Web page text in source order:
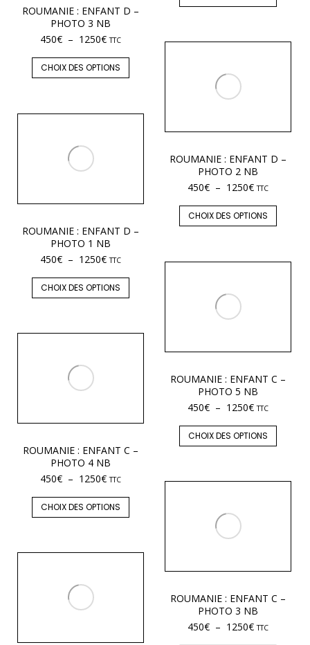
ROUMANIE : ENFANT D –
PHOTO 3 NB
450€ – 1250€ TTC
CHOIX DES OPTIONS
ROUMANIE : ENFANT D –
PHOTO 2 NB
450€ – 1250€ TTC
CHOIX DES OPTIONS
ROUMANIE : ENFANT D –
PHOTO 1 NB
450€ – 1250€ TTC
CHOIX DES OPTIONS
ROUMANIE : ENFANT C –
PHOTO 5 NB
450€ – 1250€ TTC
CHOIX DES OPTIONS
ROUMANIE : ENFANT C –
PHOTO 4 NB
450€ – 1250€ TTC
CHOIX DES OPTIONS
ROUMANIE : ENFANT C –
PHOTO 3 NB
450€ – 1250€ TTC